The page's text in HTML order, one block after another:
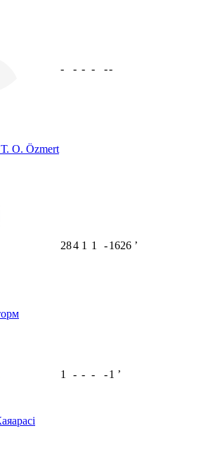
Т. О. Özmert
- - - - --
284 1 1 -1626 ʼ
1 - - - -1 ʼ